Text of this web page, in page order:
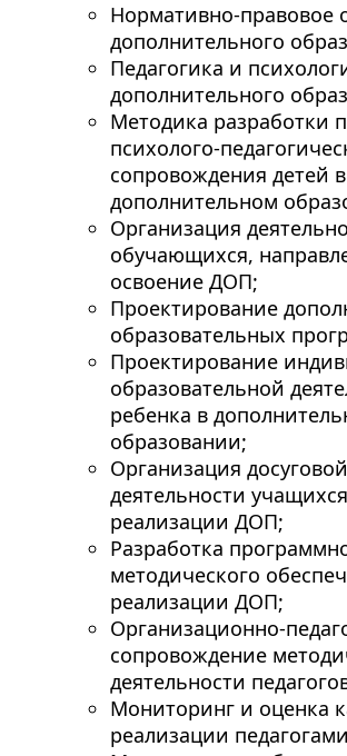
Нормативно-правовое
дополнительного
Педагогика и
дополнительного
Методика разработки
психолого-
сопровождения детей в
дополнительном
Организация
обучающихся,
освоение ДОП;
Проектирование
образовательных
Проектирование
образовательной
ребенка в
образовании;
Организация досуговой
деятельности
реализации ДОП;
Разработка
методического
реализации ДОП;
Организационно-
сопровождение
деятельности
Мониторинг и оценка
реализации